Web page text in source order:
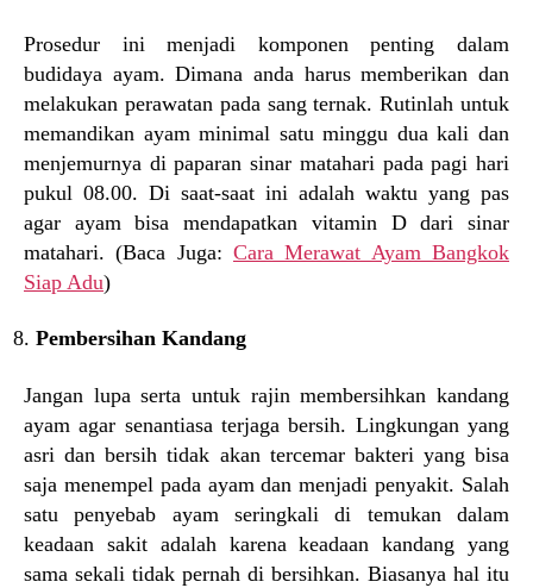
Prosedur ini menjadi komponen penting dalam
budidaya ayam. Dimana anda harus memberikan dan
melakukan perawatan pada sang ternak. Rutinlah untuk
memandikan ayam minimal satu minggu dua kali dan
menjemurnya di paparan sinar matahari pada pagi hari
pukul 08.00. Di saat-saat ini adalah waktu yang pas
agar ayam bisa mendapatkan vitamin D dari sinar
matahari. (Baca Juga: Cara Merawat Ayam Bangkok
Siap Adu)
Pembersihan Kandang
Jangan lupa serta untuk rajin membersihkan kandang
ayam agar senantiasa terjaga bersih. Lingkungan yang
asri dan bersih tidak akan tercemar bakteri yang bisa
saja menempel pada ayam dan menjadi penyakit. Salah
satu penyebab ayam seringkali di temukan dalam
keadaan sakit adalah karena keadaan kandang yang
sama sekali tidak pernah di bersihkan. Biasanya hal itu